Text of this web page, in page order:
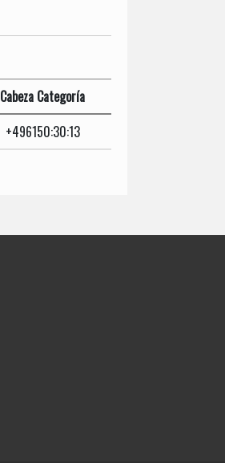
Cabeza Categoría
+496150:30:13